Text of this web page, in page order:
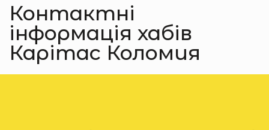
Контактні
інформація хабів
Карітас Коломия